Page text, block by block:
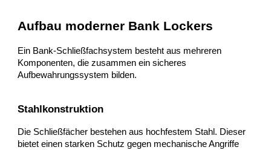
Aufbau moderner Bank Lockers
Ein Bank-Schließfachsystem besteht aus mehreren
Komponenten, die zusammen ein sicheres
Aufbewahrungssystem bilden.
Stahlkonstruktion
Die Schließfächer bestehen aus hochfestem Stahl. Dieser
bietet einen starken Schutz gegen mechanische Angriffe